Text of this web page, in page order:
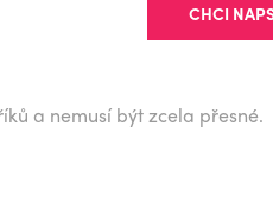
CHCI
a nemusí být zcela přesné.